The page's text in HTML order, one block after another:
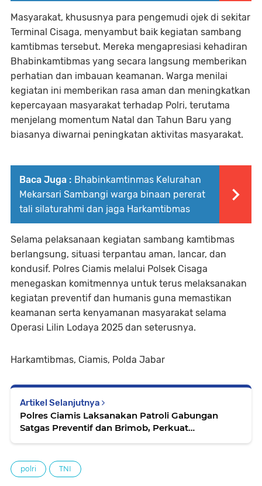
Masyarakat, khususnya para pengemudi ojek di sekitar
Terminal Cisaga, menyambut baik kegiatan sambang
kamtibmas tersebut. Mereka mengapresiasi kehadiran
Bhabinkamtibmas yang secara langsung memberikan
perhatian dan imbauan keamanan. Warga menilai
kegiatan ini memberikan rasa aman dan meningkatkan
kepercayaan masyarakat terhadap Polri, terutama
menjelang momentum Natal dan Tahun Baru yang
biasanya diwarnai peningkatan aktivitas masyarakat.
Baca Juga : Bhabinkamtinmas Kelurahan
Mekarsari Sambangi warga binaan pererat
tali silaturahmi dan jaga Harkamtibmas
Selama pelaksanaan kegiatan sambang kamtibmas
berlangsung, situasi terpantau aman, lancar, dan
kondusif. Polres Ciamis melalui Polsek Cisaga
menegaskan komitmennya untuk terus melaksanakan
kegiatan preventif dan humanis guna memastikan
keamanan serta kenyamanan masyarakat selama
Operasi Lilin Lodaya 2025 dan seterusnya.
Harkamtibmas, Ciamis, Polda Jabar
Artikel Selanjutnya
Polres Ciamis Laksanakan Patroli Gabungan
Satgas Preventif dan Brimob, Perkuat
polri TNI